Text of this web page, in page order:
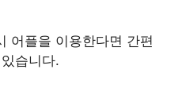
어플을 이용한다면 간편
습니다.